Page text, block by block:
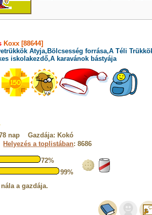
Koxx [88644]
Atyja,Bölcsesség forrása,A Téli
iskolakezdő,A karavánok bástyája
nap Gazdája: Kokó
Helyezés a toplistában: 8686
72%
99%
a gazdája.